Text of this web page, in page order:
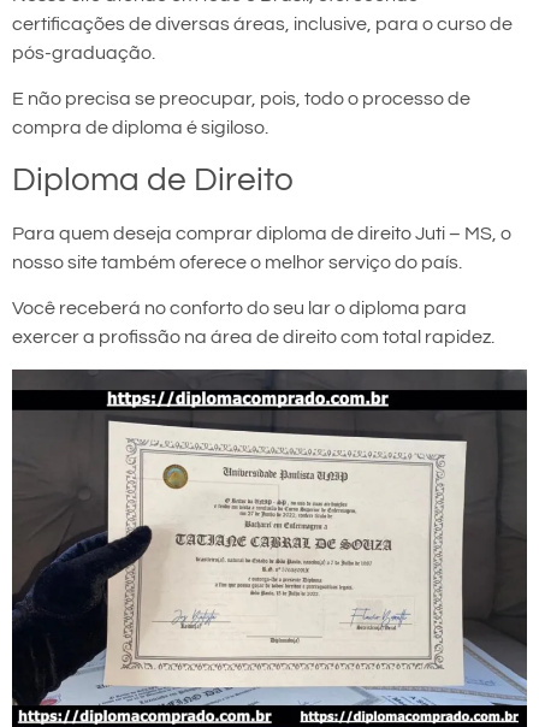
certificações de diversas áreas, inclusive, para o curso de
pós-graduação.
E não precisa se preocupar, pois, todo o processo de
compra de diploma é sigiloso.
Diploma de Direito
Para quem deseja comprar diploma de direito Juti – MS, o
nosso site também oferece o melhor serviço do país.
Você receberá no conforto do seu lar o diploma para
exercer a profissão na área de direito com total rapidez.